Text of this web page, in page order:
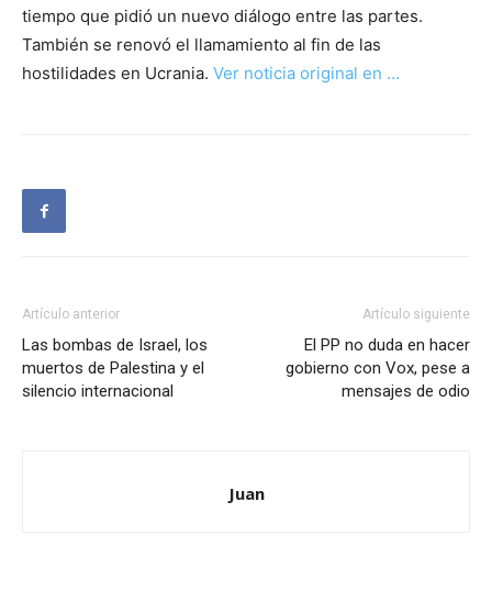
tiempo que pidió un nuevo diálogo entre las partes.
También se renovó el llamamiento al fin de las
hostilidades en Ucrania. Ver noticia original en …
Artículo anterior
Las bombas de Israel, los
muertos de Palestina y el
silencio internacional
Artículo siguiente
El PP no duda en hacer
gobierno con Vox, pese a
mensajes de odio
Juan